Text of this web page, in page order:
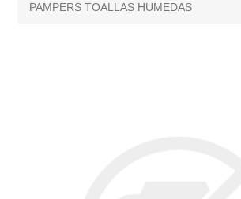
PAMPERS TOALLAS HUMEDAS